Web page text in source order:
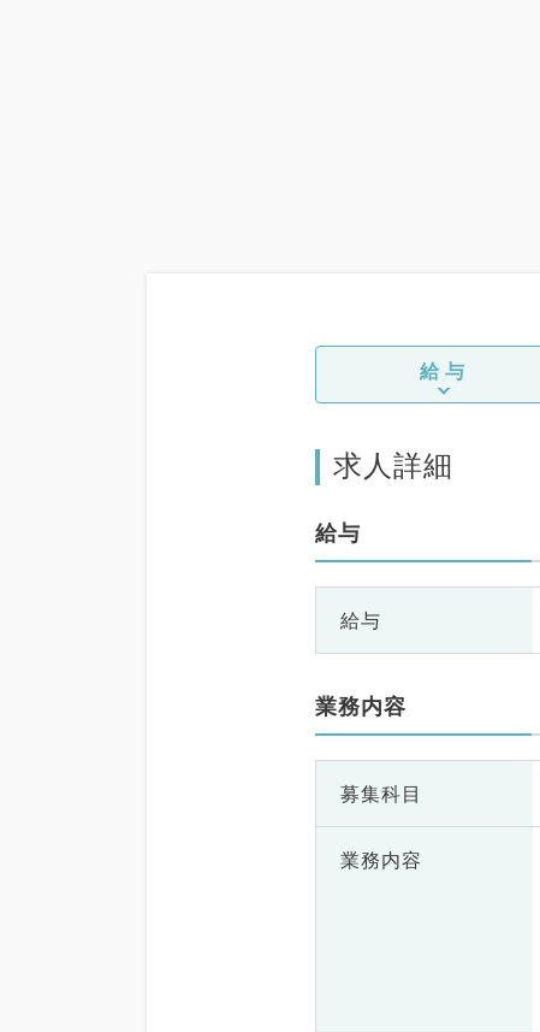
給与
求人詳細
給与
給与
業務内容
募集科目
業務内容